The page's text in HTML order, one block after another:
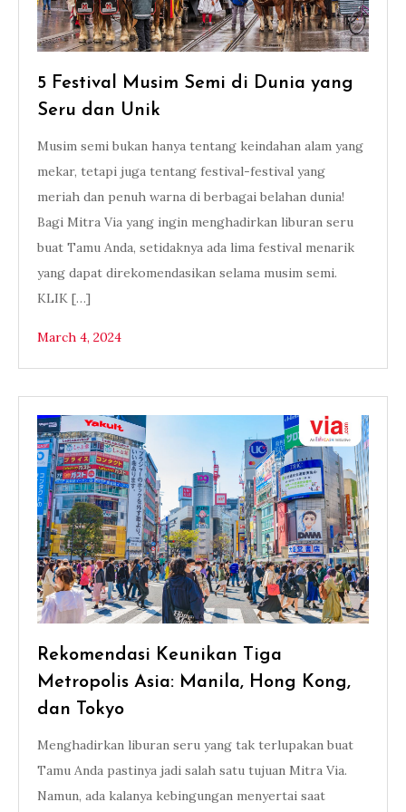
5 Festival Musim Semi di Dunia yang
Seru dan Unik
Musim semi bukan hanya tentang keindahan alam yang
mekar, tetapi juga tentang festival-festival yang
meriah dan penuh warna di berbagai belahan dunia!
Bagi Mitra Via yang ingin menghadirkan liburan seru
buat Tamu Anda, setidaknya ada lima festival menarik
yang dapat direkomendasikan selama musim semi.
KLIK […]
March 4, 2024
Rekomendasi Keunikan Tiga
Metropolis Asia: Manila, Hong Kong,
dan Tokyo
Menghadirkan liburan seru yang tak terlupakan buat
Tamu Anda pastinya jadi salah satu tujuan Mitra Via.
Namun, ada kalanya kebingungan menyertai saat